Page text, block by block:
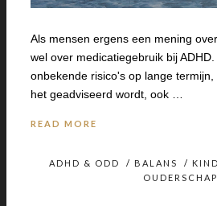
Als mensen ergens een mening
wel over medicatiegebruik bij
onbekende risico's op lange
het geadviseerd wordt, ook …
READ MORE
ADHD & ODD / BALANS /
OUDERSCHAP